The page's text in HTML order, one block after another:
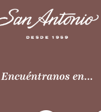
Encuéntranos en…